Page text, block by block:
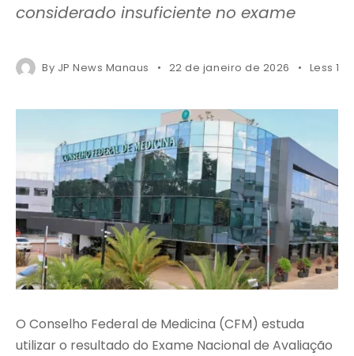
considerado insuficiente no exame
By JP News Manaus 22 de janeiro de 2026 Less 1
O Conselho Federal de Medicina (CFM) estuda
utilizar o resultado do Exame Nacional de Avaliação